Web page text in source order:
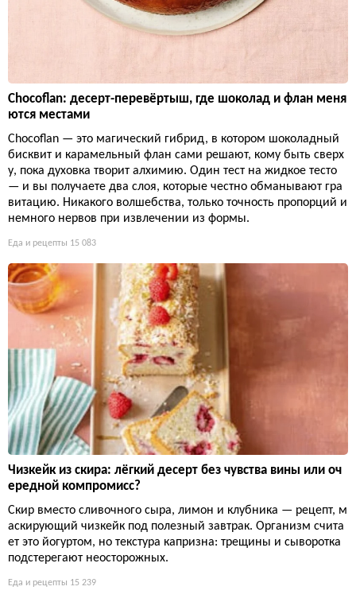
Chocoflan: десерт-перевёртыш, где шоколад и флан меня
ются местами
Chocoflan — это магический гибрид, в котором шоколадный
бисквит и карамельный флан сами решают, кому быть сверх
у, пока духовка творит алхимию. Один тест на жидкое тесто
— и вы получаете два слоя, которые честно обманывают гра
витацию. Никакого волшебства, только точность пропорций и
немного нервов при извлечении из формы.
Еда и рецепты 15 083
Чизкейк из скира: лёгкий десерт без чувства вины или оч
ередной компромисс?
Скир вместо сливочного сыра, лимон и клубника — рецепт, м
аскирующий чизкейк под полезный завтрак. Организм счита
ет это йогуртом, но текстура капризна: трещины и сыворотка
подстерегают неосторожных.
Еда и рецепты 15 239